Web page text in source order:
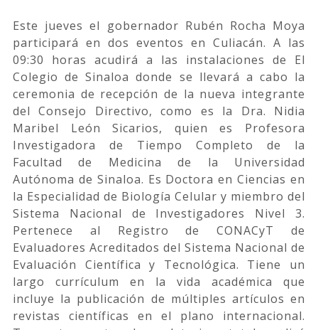
Este jueves el gobernador Rubén Rocha Moya
participará en dos eventos en Culiacán. A las
09:30 horas acudirá a las instalaciones de El
Colegio de Sinaloa donde se llevará a cabo la
ceremonia de recepción de la nueva integrante
del Consejo Directivo, como es la Dra. Nidia
Maribel León Sicarios, quien es Profesora
Investigadora de Tiempo Completo de la
Facultad de Medicina de la Universidad
Autónoma de Sinaloa. Es Doctora en Ciencias en
la Especialidad de Biología Celular y miembro del
Sistema Nacional de Investigadores Nivel 3.
Pertenece al Registro de CONACyT de
Evaluadores Acreditados del Sistema Nacional de
Evaluación Científica y Tecnológica. Tiene un
largo currículum en la vida académica que
incluye la publicación de múltiples artículos en
revistas científicas en el plano internacional.